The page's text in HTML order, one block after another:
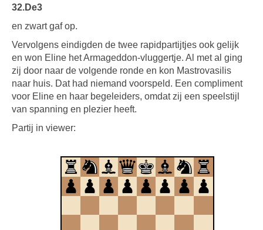
32.De3
en zwart gaf op.
Vervolgens eindigden de twee rapidpartijtjes ook gelijk
en won Eline het Armageddon-vluggertje. Al met al ging
zij door naar de volgende ronde en kon Mastrovasilis
naar huis. Dat had niemand voorspeld. Een compliment
voor Eline en haar begeleiders, omdat zij een speelstijl
van spanning en plezier heeft.
Partij in viewer: